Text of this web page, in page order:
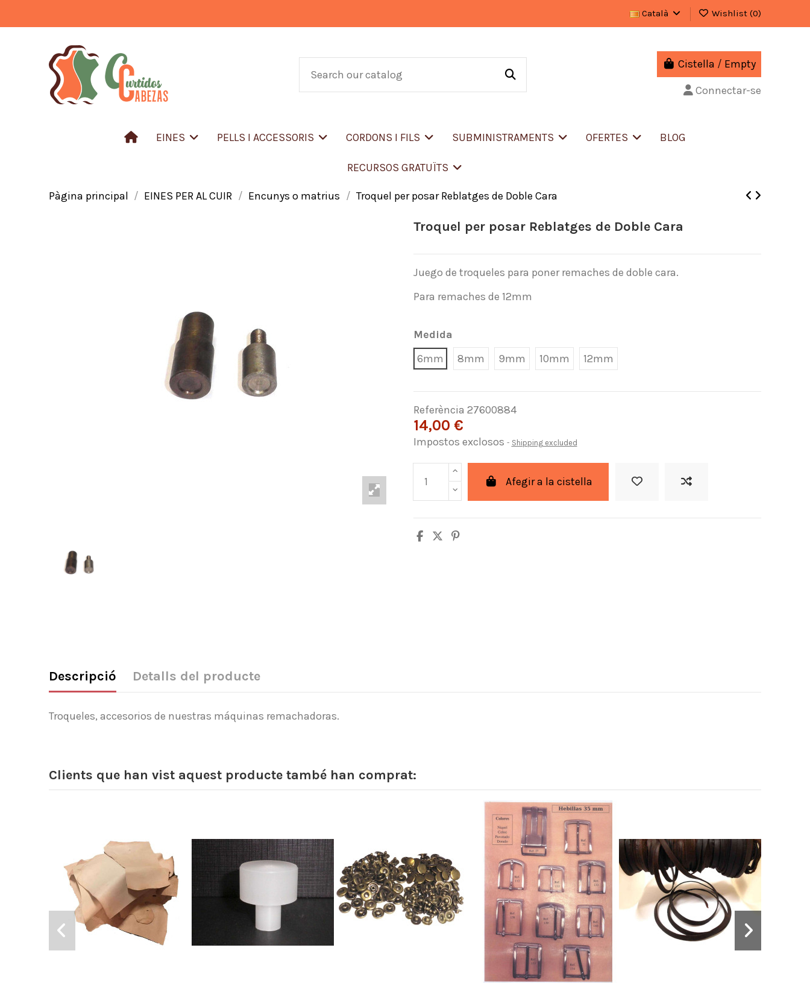
Català Wishlist (0)
Cistella / Empty
Connectar-se
EINES PELLS I ACCESSORIS CORDONS I FILS SUBMINISTRAMENTS OFERTES BLOG
RECURSOS GRATUÏTS
Pàgina principal EINES PER AL CUIR Encunys o matrius Troquel per posar Reblatges de Doble Cara
Troquel per posar Reblatges de Doble Cara
Juego de troqueles para poner remaches de doble cara.
Para remaches de 12mm
Medida
6mm
8mm 9mm 10mm 12mm
Referència 27600884
14,00 €
Impostos exclosos Shipping excluded
Afegir a la cistella
Descripció Detalls del producte
Troqueles, accesorios de nuestras máquinas remachadoras.
Clients que han vist aquest producte també han comprat: